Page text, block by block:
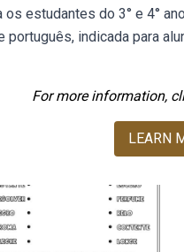
estudantes do 3° e 4°
português, indicada para
For more information,
LEARN